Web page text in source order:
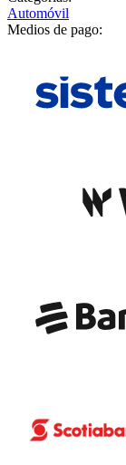
Automóvil
Medios de pago: